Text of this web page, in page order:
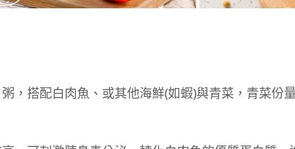
，搭配白肉魚、或其他海鮮(如蝦)與青菜，青菜份